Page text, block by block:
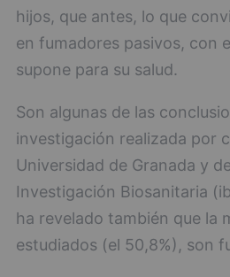
hijos, que antes, lo que
en fumadores pasivos, con
supone para su salud.
Son algunas de las
investigación realizada por
Universidad de Granada y
Investigación Biosanitaria
ha revelado también que la
estudiados (el 50,8%), son